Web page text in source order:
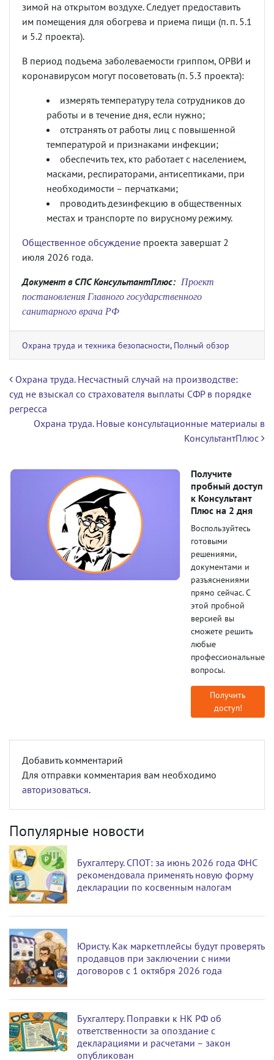
зимой на открытом воздухе. Следует предоставить
им помещения для обогрева и приема пищи (п. п. 5.1
и 5.2 проекта).
В период подъема заболеваемости гриппом, ОРВИ и
коронавирусом могут посоветовать (п. 5.3 проекта):
измерять температуру тела сотрудников до
работы и в течение дня, если нужно;
отстранять от работы лиц с повышенной
температурой и признаками инфекции;
обеспечить тех, кто работает с населением,
масками, респираторами, антисептиками, при
необходимости – перчатками;
проводить дезинфекцию в общественных
местах и транспорте по вирусному режиму.
Общественное обсуждение проекта завершат 2
июля 2026 года.
Документ в СПС КонсультантПлюс: Проект
постановления Главного государственного
санитарного врача РФ
Охрана труда и техника безопасности, Полный обзор
Навигация по записям
Охрана труда. Несчастный случай на производстве:
суд не взыскал со страхователя выплаты СФР в порядке
регресса
Охрана труда. Новые консультационные материалы в
КонсультантПлюс
Получите
пробный доступ
к Консультант
Плюс на 2 дня
Воспользуйтесь
готовыми
решениями,
документами и
разъяснениями
прямо сейчас. С
этой пробной
версией вы
сможете решить
любые
профессиональные
вопросы.
Получить
доступ!
Добавить комментарий
Для отправки комментария вам необходимо
авторизоваться.
Популярные новости
Бухгалтеру. СПОТ: за июнь 2026 года ФНС
рекомендовала применять новую форму
декларации по косвенным налогам
Юристу. Как маркетплейсы будут проверять
продавцов при заключении с ними
договоров с 1 октября 2026 года
Бухгалтеру. Поправки к НК РФ об
ответственности за опоздание с
декларациями и расчетами – закон
опубликован